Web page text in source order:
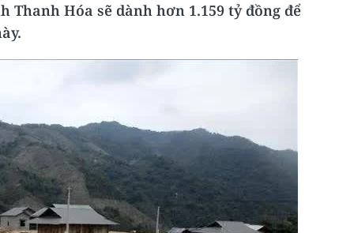
Thanh Hóa sẽ dành hơn 1.159 tỷ đồng để